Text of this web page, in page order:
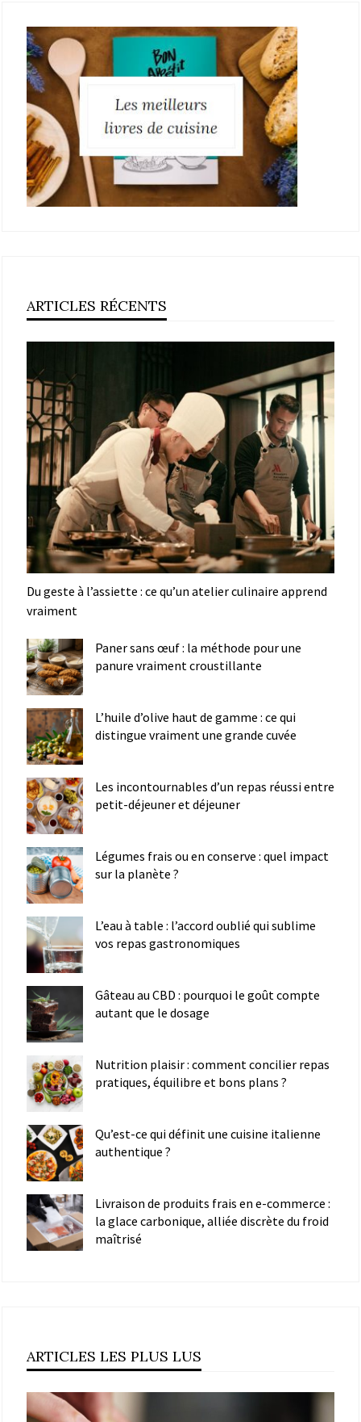
ARTICLES RÉCENTS
Du geste à l’assiette : ce qu’un atelier culinaire apprend
vraiment
Paner sans œuf : la méthode pour une
panure vraiment croustillante
L’huile d’olive haut de gamme : ce qui
distingue vraiment une grande cuvée
Les incontournables d’un repas réussi entre
petit-déjeuner et déjeuner
Légumes frais ou en conserve : quel impact
sur la planète ?
L’eau à table : l’accord oublié qui sublime
vos repas gastronomiques
Gâteau au CBD : pourquoi le goût compte
autant que le dosage
Nutrition plaisir : comment concilier repas
pratiques, équilibre et bons plans ?
Qu’est-ce qui définit une cuisine italienne
authentique ?
Livraison de produits frais en e-commerce :
la glace carbonique, alliée discrète du froid
maîtrisé
ARTICLES LES PLUS LUS